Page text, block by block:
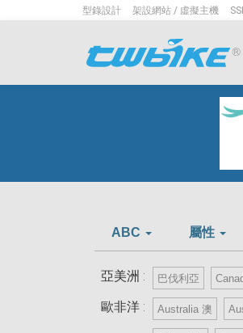
型錄設計 架設網站 / 虛擬主機
ABC 屬性
亞美洲 : 巴伐利亞
歐非洋 : Australia 澳